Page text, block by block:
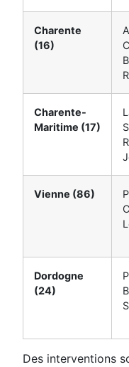
Charente
(16)
Charente-
Maritime (17)
Vienne (86)
Dordogne
(24)
Des interventions